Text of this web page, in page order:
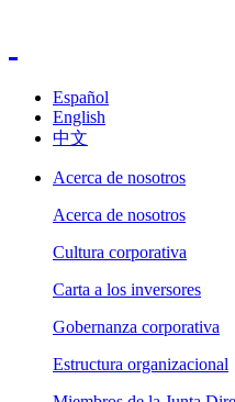
Español
English
中文
Acerca de nosotros
Acerca de nosotros
Cultura corporativa
Carta a los inversores
Gobernanza corporativa
Estructura organizacional